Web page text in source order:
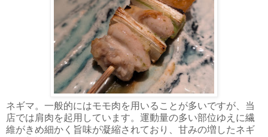
ネギマ。一般的にはモモ肉を用いることが多いですが、当
店では肩肉を起用しています。運動量の多い部位ゆえに繊
維がきめ細かく旨味が凝縮されており、甘みの増したネギ